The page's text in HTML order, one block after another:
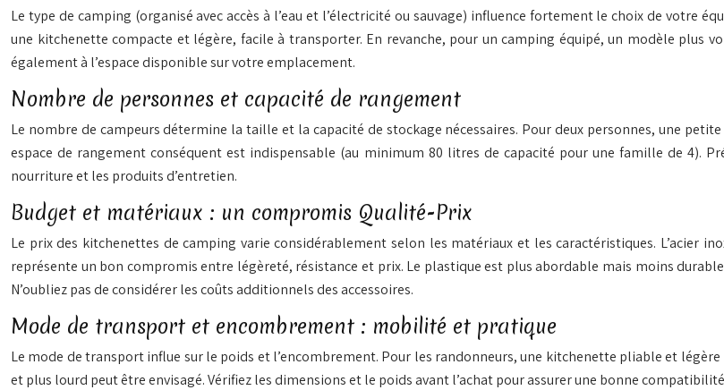
Le type de camping (organisé avec accès à l’eau et l’électricité ou sauvage) influence fortement le choix de votre
une kitchenette compacte et légère, facile à transporter. En revanche, pour un camping équipé, un modèle plus
également à l’espace disponible sur votre emplacement.
Nombre de personnes et capacité de rangement
Le nombre de campeurs détermine la taille et la capacité de stockage nécessaires. Pour deux personnes, une
espace de rangement conséquent est indispensable (au minimum 80 litres de capacité pour une famille de 4).
nourriture et les produits d’entretien.
Budget et matériaux : un compromis Qualité-Prix
Le prix des kitchenettes de camping varie considérablement selon les matériaux et les caractéristiques. L’acier
représente un bon compromis entre légèreté, résistance et prix. Le plastique est plus abordable mais moins
N’oubliez pas de considérer les coûts additionnels des accessoires.
Mode de transport et encombrement : mobilité et pratique
Le mode de transport influe sur le poids et l’encombrement. Pour les randonneurs, une kitchenette pliable et
et plus lourd peut être envisagé. Vérifiez les dimensions et le poids avant l’achat pour assurer une bonne